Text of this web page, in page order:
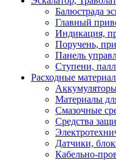
Балюстрада
Главный
Индикация,
Поручень,
Панель
Ступени,
Расходные
Материалы
Смазочные
Средства
Датчики,
Кабельно-